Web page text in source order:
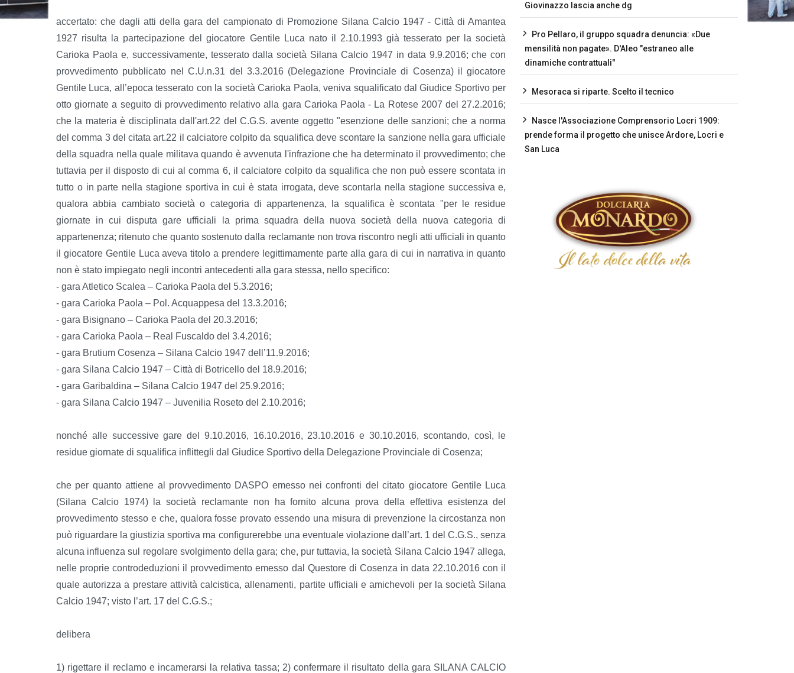
accertato: che dagli atti della gara del campionato di Promozione Silana Calcio 1947 - Città di Amantea
1927 risulta la partecipazione del giocatore Gentile Luca nato il 2.10.1993 già tesserato per la società
Carioka Paola e, successivamente, tesserato dalla società Silana Calcio 1947 in data 9.9.2016; che con
provvedimento pubblicato nel C.U.n.31 del 3.3.2016 (Delegazione Provinciale di Cosenza) il giocatore
Gentile Luca, all’epoca tesserato con la società Carioka Paola, veniva squalificato dal Giudice Sportivo per
otto giornate a seguito di provvedimento relativo alla gara Carioka Paola - La Rotese 2007 del 27.2.2016;
che la materia è disciplinata dall'art.22 del C.G.S. avente oggetto "esenzione delle sanzioni; che a norma
del comma 3 del citata art.22 il calciatore colpito da squalifica deve scontare la sanzione nella gara ufficiale
della squadra nella quale militava quando è avvenuta l'infrazione che ha determinato il provvedimento; che
tuttavia per il disposto di cui al comma 6, il calciatore colpito da squalifica che non può essere scontata in
tutto o in parte nella stagione sportiva in cui è stata irrogata, deve scontarla nella stagione successiva e,
qualora abbia cambiato società o categoria di appartenenza, la squalifica è scontata "per le residue
giornate in cui disputa gare ufficiali la prima squadra della nuova società della nuova categoria di
appartenenza; ritenuto che quanto sostenuto dalla reclamante non trova riscontro negli atti ufficiali in quanto
il giocatore Gentile Luca aveva titolo a prendere legittimamente parte alla gara di cui in narrativa in quanto
non è stato impiegato negli incontri antecedenti alla gara stessa, nello specifico:
- gara Atletico Scalea – Carioka Paola del 5.3.2016;
- gara Carioka Paola – Pol. Acquappesa del 13.3.2016;
- gara Bisignano – Carioka Paola del 20.3.2016;
- gara Carioka Paola – Real Fuscaldo del 3.4.2016;
- gara Brutium Cosenza – Silana Calcio 1947 dell’11.9.2016;
- gara Silana Calcio 1947 – Città di Botricello del 18.9.2016;
- gara Garibaldina – Silana Calcio 1947 del 25.9.2016;
- gara Silana Calcio 1947 – Juvenilia Roseto del 2.10.2016;
nonché alle successive gare del 9.10.2016, 16.10.2016, 23.10.2016 e 30.10.2016, scontando, così, le
residue giornate di squalifica inflittegli dal Giudice Sportivo della Delegazione Provinciale di Cosenza;
che per quanto attiene al provvedimento DASPO emesso nei confronti del citato giocatore Gentile Luca
(Silana Calcio 1974) la società reclamante non ha fornito alcuna prova della effettiva esistenza del
provvedimento stesso e che, qualora fosse provato essendo una misura di prevenzione la circostanza non
può riguardare la giustizia sportiva ma configurerebbe una eventuale violazione dall’art. 1 del C.G.S., senza
alcuna influenza sul regolare svolgimento della gara; che, pur tuttavia, la società Silana Calcio 1947 allega,
nelle proprie controdeduzioni il provvedimento emesso dal Questore di Cosenza in data 22.10.2016 con il
quale autorizza a prestare attività calcistica, allenamenti, partite ufficiali e amichevoli per la società Silana
Calcio 1947; visto l’art. 17 del C.G.S.;
delibera
1) rigettare il reclamo e incamerarsi la relativa tassa; 2) confermare il risultato della gara SILANA CALCIO
Giovinazzo lascia anche dg
Pro Pellaro, il gruppo squadra denuncia: «Due
mensilità non pagate». D'Aleo "estraneo alle
dinamiche contrattuali"
Mesoraca si riparte. Scelto il tecnico
Nasce l'Associazione Comprensorio Locri 1909:
prende forma il progetto che unisce Ardore, Locri e
San Luca